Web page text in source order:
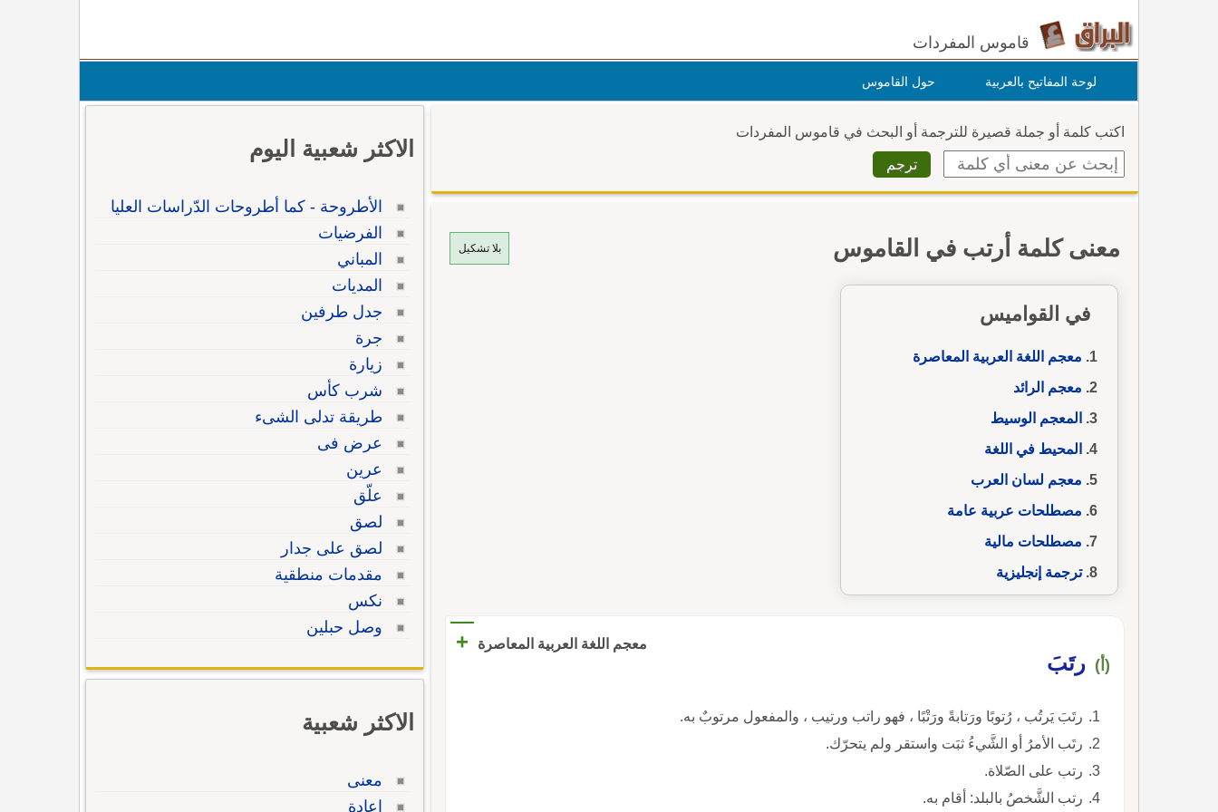
قاموس المفردات
لوحة المفاتيح بالعربية حول القاموس
اكتب كلمة أو جملة قصيرة للترجمة أو البحث في قاموس المفردات
بلا تشكيل معنى كلمة أرتب في القاموس
في القواميس
معجم اللغة العربية المعاصرة
معجم الرائد
المعجم الوسيط
المحيط في اللغة
معجم لسان العرب
مصطلحات عربية عامة
مصطلحات مالية
ترجمة إنجليزية
معجم اللغة العربية المعاصرة +
(أ) رتَبَ
رتَبَ يَرتُب ، رُتوبًا ورَتابةً ورَتْبًا ، فهو راتب ورتيب ، والمفعول مرتوبٌ به.
رتَب الأمرُ أو الشَّيءُ ثبَت واستقر ولم يتحرّك.
رتب على الصّلاة.
رتب الشَّخصُ بالبلد: أقام به.
الاكثر شعبية اليوم
الأطروحة - كما أطروحات الدّراسات العليا
الفرضيات
المباني
المديات
جدل طرفين
جرة
زيارة
شرب كأس
طريقة تدلى الشىء
عرض فى
عرين
علّق
لصق
لصق على جدار
مقدمات منطقية
نكس
وصل حبلين
الاكثر شعبية
معنى
إعادة